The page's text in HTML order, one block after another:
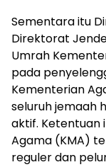
Sementara itu
Direktorat
Umrah
pada
Kementerian
seluruh jemaah
aktif. Ketentuan
Agama (KMA)
reguler dan